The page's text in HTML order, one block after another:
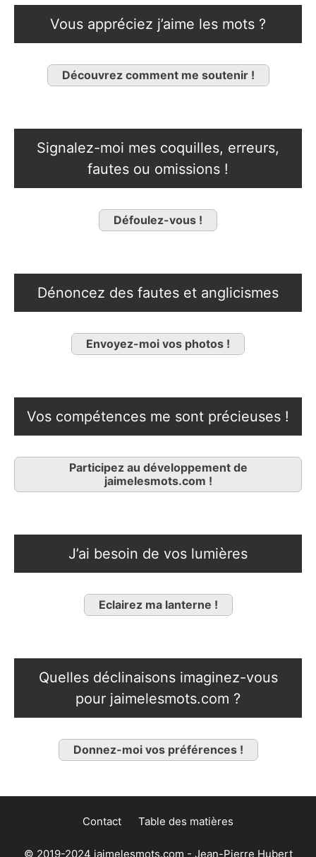
Vous appréciez j’aime les mots ?
Découvrez comment me soutenir !
Signalez-moi mes coquilles, erreurs,
fautes ou omissions !
Défoulez-vous !
Dénoncez des fautes et anglicismes
Envoyez-moi vos photos !
Vos compétences me sont précieuses !
Participez au développement de
jaimelesmots.com !
J’ai besoin de vos lumières
Eclairez ma lanterne !
Quelles déclinaisons imaginez-vous
pour jaimelesmots.com ?
Donnez-moi vos préférences !
Contact Table des matières
© 2019-2024 jaimelesmots.com - Jean-Pierre Hubert